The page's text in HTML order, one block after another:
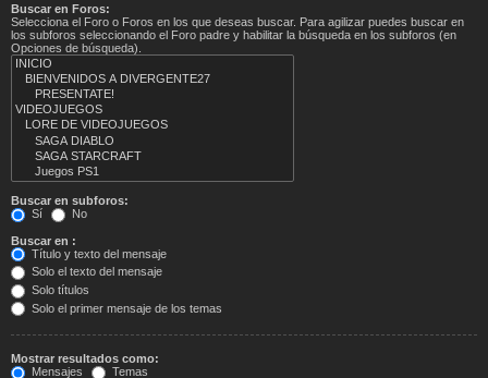
Buscar en Foros:
Selecciona el Foro o Foros en los que deseas buscar. Para agilizar puedes buscar en
los subforos seleccionando el Foro padre y habilitar la búsqueda en los subforos (en
Opciones de búsqueda).
Buscar en subforos:
Sí
No
Buscar en :
Título y texto del mensaje
Solo el texto del mensaje
Solo títulos
Solo el primer mensaje de los temas
Mostrar resultados como:
Mensajes
Temas